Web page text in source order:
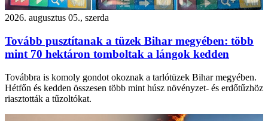
2026. augusztus 05., szerda
Tovább pusztítanak a tüzek Bihar megyében: több
mint 70 hektáron tomboltak a lángok kedden
Továbbra is komoly gondot okoznak a tarlótüzek Bihar megyében.
Hétfőn és kedden összesen több mint húsz növényzet- és erdőtűzhöz
riasztották a tűzoltókat.